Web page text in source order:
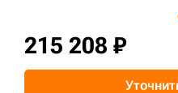
215 208 ₽